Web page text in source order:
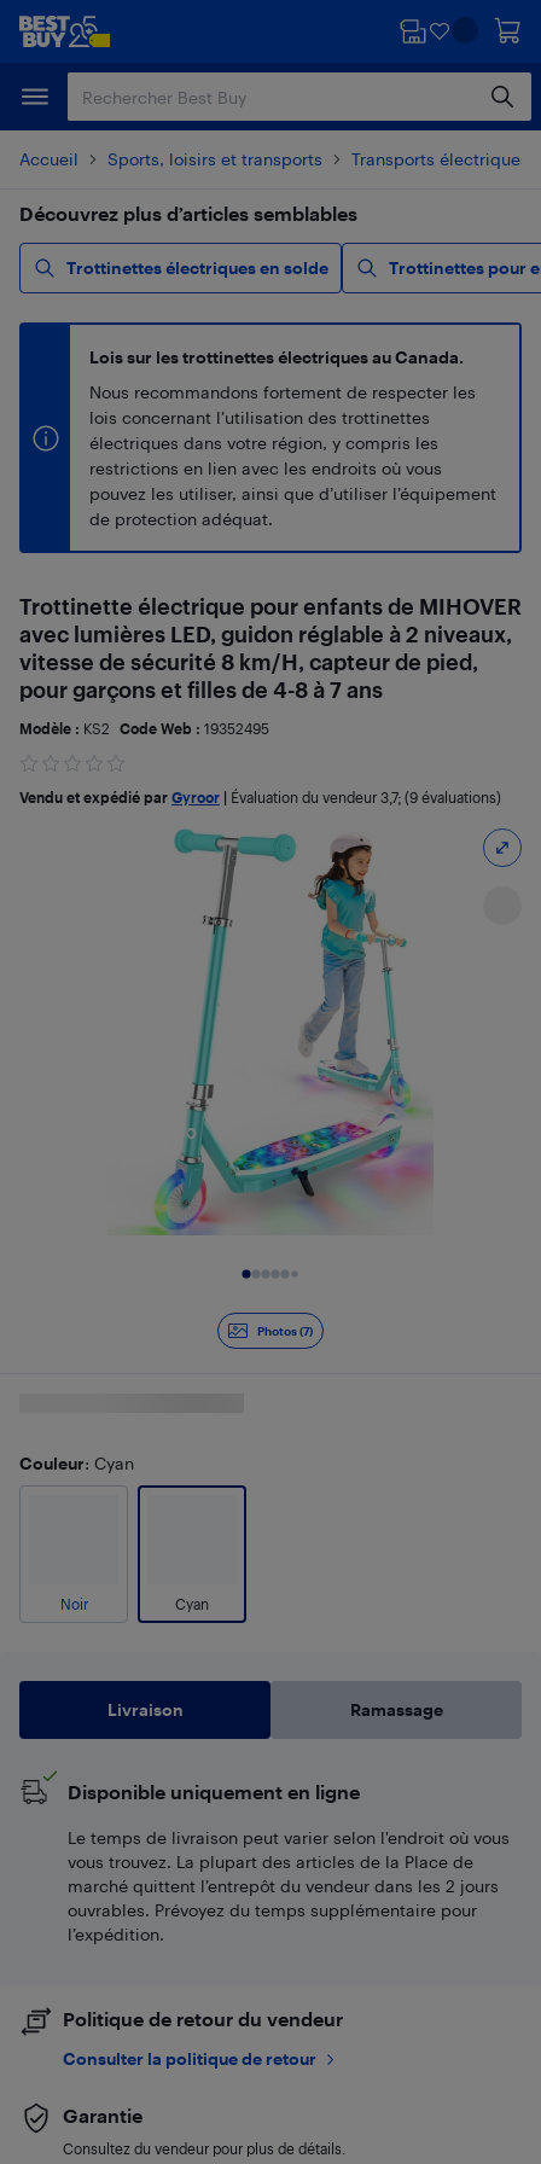
Passer
principal
Passer
Accueil Sports, loisirs et transports Transports électriques
Découvrez plus d’articles semblables
Trottinettes électriques en solde Trottinettes pour
Lois sur les trottinettes électriques au Canada.
Nous recommandons fortement de respecter les
lois concernant l’utilisation des trottinettes
électriques dans votre région, y compris les
restrictions en lien avec les endroits où vous
pouvez les utiliser, ainsi que d’utiliser l’équipement
de protection adéquat.
Photos (7)
Trottinette électrique pour enfants de MIHOVER
avec lumières LED, guidon réglable à 2 niveaux,
vitesse de sécurité 8 km/H, capteur de pied,
pour garçons et filles de 4-8 à 7 ans
Modèle : KS2 Code Web : 19352495
Vendu et expédié par Gyroor Évaluation du vendeur 3,7; (9 évaluations)
Couleur: Cyan
Noir Cyan
Livraison Ramassage
Disponible uniquement en ligne
Le temps de livraison peut varier selon l'endroit où vous
vous trouvez. La plupart des articles de la Place de
marché quittent l’entrepôt du vendeur dans les 2 jours
ouvrables. Prévoyez du temps supplémentaire pour
l’expédition.
Politique de retour du vendeur
Consulter la politique de retour
Garantie
Consultez du vendeur pour plus de détails.